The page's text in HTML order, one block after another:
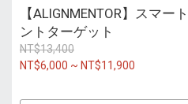
【ALIGNMENTOR】スマ
ントターゲット
NT$13,400
NT$6,000 ~ NT$11,900